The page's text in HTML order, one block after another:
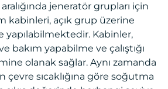
jeneratör grupları için
kabinleri, açık grup üzerine
Kabinler,
bakım yapabilme ve çalıştığı
olanak sağlar. Aynı zamanda
sıcaklığına göre soğutma